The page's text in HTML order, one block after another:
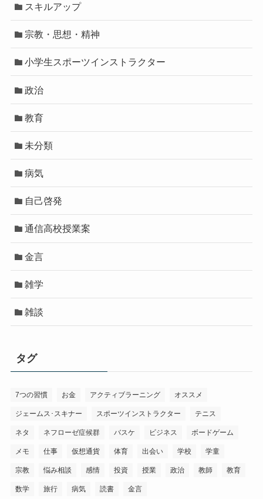
スキルアップ
宗教・思想・精神
小学生スポーツインストラクター
政治
教育
未分類
病気
自己啓発
通信高校授業案
金言
雑学
雑談
タグ
7つの習慣 お金 アクティブラーニング オススメ
ジェームス･スキナー スポーツインストラクター テニス
ネタ ネフローゼ症候群 バスケ ビジネス ボードゲーム
メモ 仕事 仮想通貨 体育 出会い 学校 学童
宗教 悩み相談 感情 投資 授業 政治 教師 教育
数学 旅行 病気 読書 金言